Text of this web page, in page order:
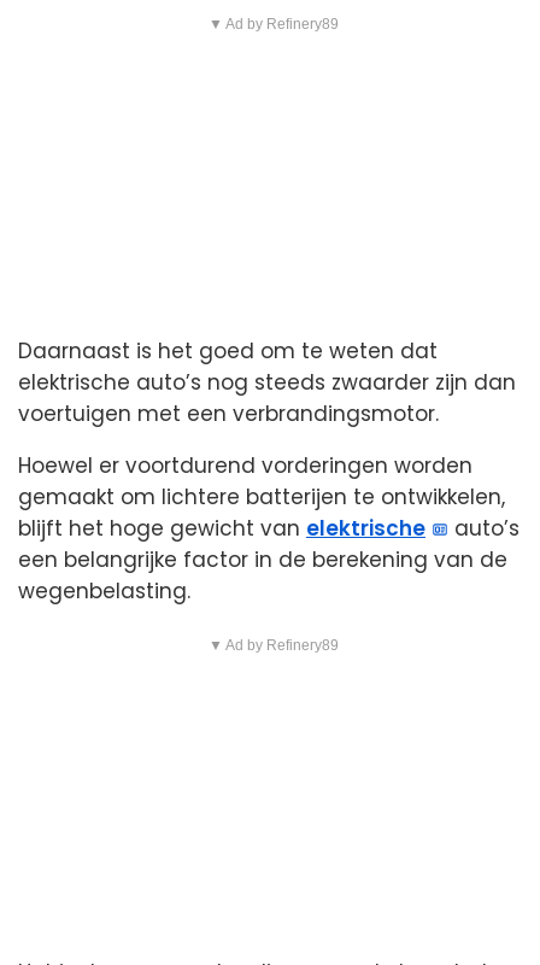
▼ Ad by Refinery89
Daarnaast is het goed om te weten dat
elektrische auto’s nog steeds zwaarder zijn dan
voertuigen met een verbrandingsmotor.
Hoewel er voortdurend vorderingen worden
gemaakt om lichtere batterijen te ontwikkelen,
blijft het hoge gewicht van elektrische
auto’s
een belangrijke factor in de berekening van de
wegenbelasting.
▼ Ad by Refinery89